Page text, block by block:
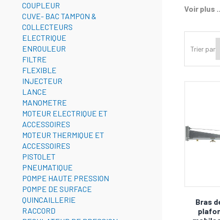
COUPLEUR
CUVE- BAC TAMPON &
COLLECTEURS
ELECTRIQUE
ENROULEUR
FILTRE
FLEXIBLE
INJECTEUR
LANCE
MANOMETRE
MOTEUR ELECTRIQUE ET
ACCESSOIRES
MOTEUR THERMIQUE ET
ACCESSOIRES
PISTOLET
PNEUMATIQUE
POMPE HAUTE PRESSION
POMPE DE SURFACE
QUINCAILLERIE
RACCORD
garantir
aux
Voir plus
Trier par
Bras